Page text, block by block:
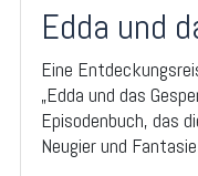
Edda und
Eine
„Edda und das
Episodenbuch, das
Neugier und